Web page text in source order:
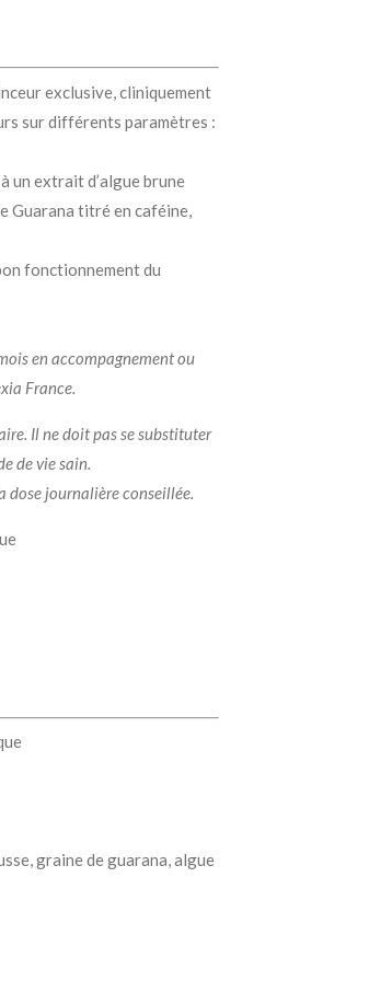
exclusive, cliniquement
sur différents paramètres :
un extrait d’algue brune
Guarana titré en caféine,
fonctionnement du
en accompagnement ou
France.
Il ne doit pas se substituter
de vie sain.
dose journalière conseillée.
graine de guarana, algue